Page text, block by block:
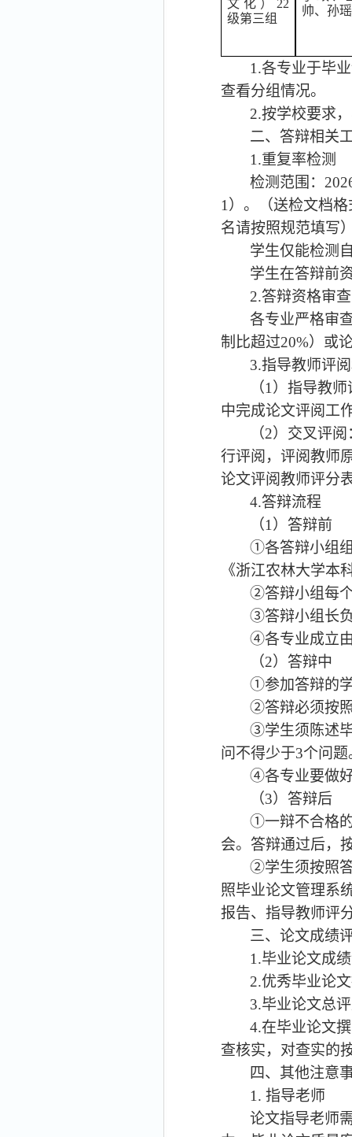
文化） 22
级第三组
帅、孙
1.各专业于毕
查看分组情况。
2.按学校要求
二、答辩相关
1.重复率检测
检测范围：
1）。（送检文档格
名请按照规范填写
学生仅能检测
学生在答辩前
2.答辩资格审查
各专业严格审
制比超过20%）或
3.指导教师评
（1 ） 指导教师
中完成论文评阅工
（2） 交叉评
行评阅，评阅教师
论文评阅教师评分
4.答辩流程
（1 ） 答辩前
①各答辩小组
《浙江农林大学
②答辩小组每
③答辩小组长
④各专业成立
（2）答辩中
①参加答辩的
②答辩必须按
③学生须陈述
问不得少于3个问题
④各专业要做
（3） 答辩后
①一辩不合格
会。答辩通过后，
②学生须按照
照毕业论文管理系
报告、指导教师评
三、论文成绩
1.毕业论文成
2.优秀毕业论
3.毕业论文总
4.在毕业论文
查核实，对查实的
四、其他注意
1. 指导老师
论文指导老师